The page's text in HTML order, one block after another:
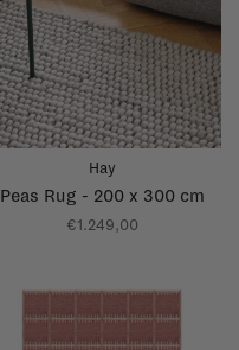
Hay
Peas Rug - 200 x 300 cm
€1.249,00